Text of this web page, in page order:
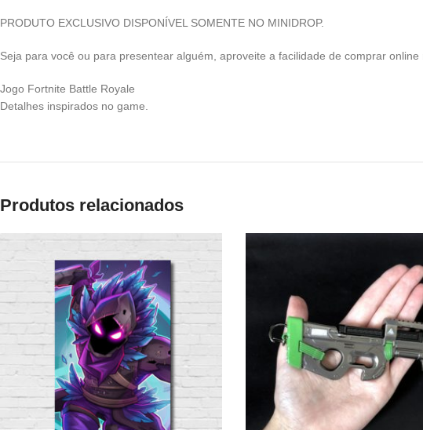
PRODUTO EXCLUSIVO DISPONÍVEL SOMENTE NO MINIDROP.
Seja para você ou para presentear alguém, aproveite a facilidade de comprar
Jogo Fortnite Battle Royale
Detalhes inspirados no game.
Produtos relacionados